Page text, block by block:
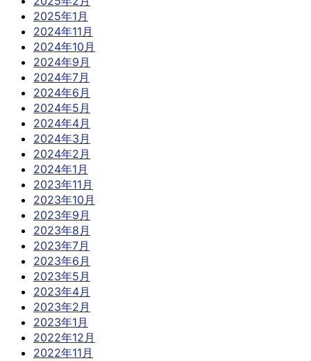
2025年1月
2024年11月
2024年10月
2024年9月
2024年7月
2024年6月
2024年5月
2024年4月
2024年3月
2024年2月
2024年1月
2023年11月
2023年10月
2023年9月
2023年8月
2023年7月
2023年6月
2023年5月
2023年4月
2023年2月
2023年1月
2022年12月
2022年11月